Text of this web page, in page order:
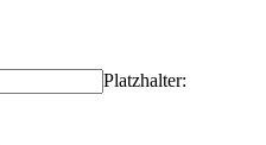
Platzhalter: